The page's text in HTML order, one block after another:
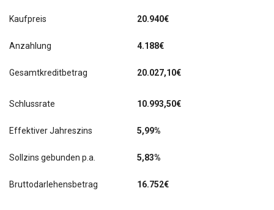
Kaufpreis 20.940€
Anzahlung 4.188€
Gesamtkreditbetrag 20.027,10€
Schlussrate 10.993,50€
Effektiver Jahreszins 5,99%
Sollzins gebunden p.a. 5,83%
Bruttodarlehensbetrag 16.752€